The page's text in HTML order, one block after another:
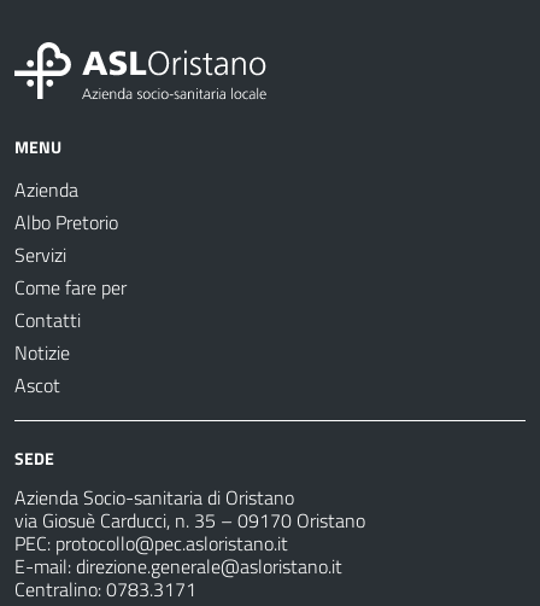
MENU
Azienda
Albo Pretorio
Servizi
Come fare per
Contatti
Notizie
Ascot
SEDE
Azienda Socio-sanitaria di Oristano
via Giosuè Carducci, n. 35 – 09170 Oristano
PEC: protocollo@pec.asloristano.it
E-mail:direzione.generale@asloristano.it
Centralino: 0783.3171